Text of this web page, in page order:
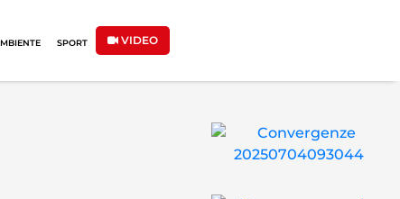
SPORT VIDEO